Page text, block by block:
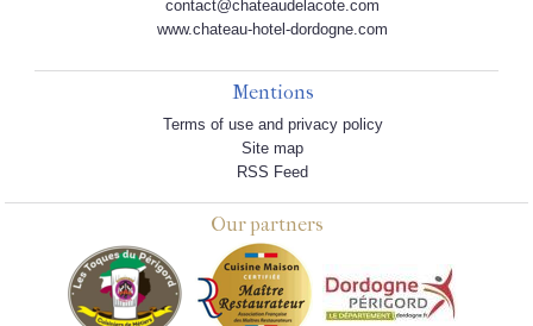
contact@chateaudelacote.com
www.chateau-hotel-dordogne.com
Mentions
Terms of use and privacy policy
Site map
RSS Feed
Our partners